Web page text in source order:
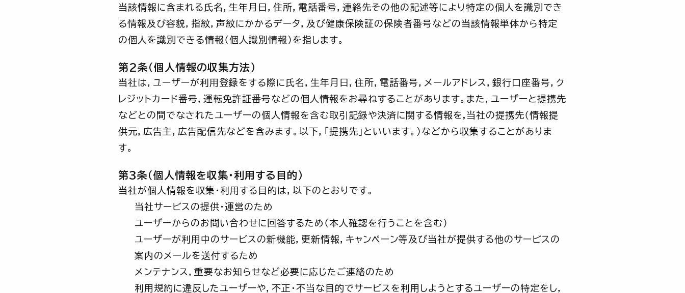
当該情報に含まれる氏名，生年月日，住所，電話番号，連絡先その他の記述等により特定の個人を識別でき
る情報及び容貌，指紋，声紋にかかるデータ，及び健康保険証の保険者番号などの当該情報単体から特定
の個人を識別できる情報（個人識別情報）を指します。
第2条（個人情報の収集方法）
当社は，ユーザーが利用登録をする際に氏名，生年月日，住所，電話番号，メールアドレス，銀行口座番号，ク
レジットカード番号，運転免許証番号などの個人情報をお尋ねすることがあります。また，ユーザーと提携先
などとの間でなされたユーザーの個人情報を含む取引記録や決済に関する情報を,当社の提携先（情報提
供元，広告主，広告配信先などを含みます。以下，｢提携先｣といいます。）などから収集することがありま
す。
第3条（個人情報を収集・利用する目的）
当社が個人情報を収集・利用する目的は，以下のとおりです。
当社サービスの提供・運営のため
ユーザーからのお問い合わせに回答するため（本人確認を行うことを含む）
ユーザーが利用中のサービスの新機能，更新情報，キャンペーン等及び当社が提供する他のサービスの
案内のメールを送付するため
メンテナンス，重要なお知らせなど必要に応じたご連絡のため
利用規約に違反したユーザーや，不正・不当な目的でサービスを利用しようとするユーザーの特定をし，